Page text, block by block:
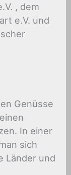
, dem
e.V. und
Genüsse
In einer
sich
Länder und